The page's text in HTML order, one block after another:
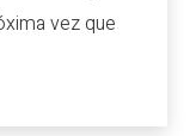
vez que